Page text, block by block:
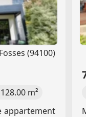
(94100)
128.00 m²
appartement